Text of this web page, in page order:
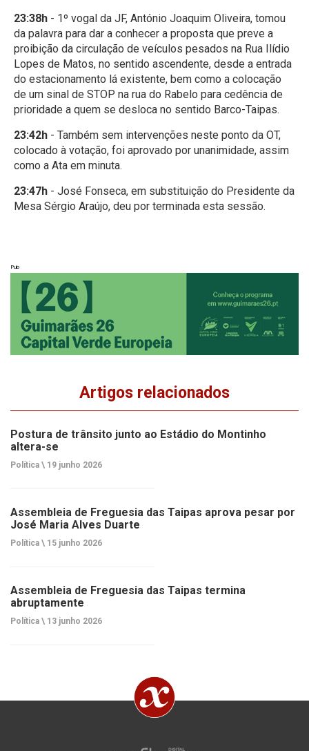
23:38h - 1º vogal da JF, António Joaquim Oliveira, tomou
da palavra para dar a conhecer a proposta que preve a
proibição da circulação de veículos pesados na Rua Ilídio
Lopes de Matos, no sentido ascendente, desde a entrada
do estacionamento lá existente, bem como a colocação
de um sinal de STOP na rua do Rabelo para cedência de
prioridade a quem se desloca no sentido Barco-Taipas.
23:42h - Também sem intervenções neste ponto da OT,
colocado à votação, foi aprovado por unanimidade, assim
como a Ata em minuta.
23:47h - José Fonseca, em substituição do Presidente da
Mesa Sérgio Araújo, deu por terminada esta sessão.
Pub
Artigos relacionados
Postura de trânsito junto ao Estádio do Montinho
altera-se
Política \ 19 junho 2026
Assembleia de Freguesia das Taipas aprova pesar por
José Maria Alves Duarte
Política \ 15 junho 2026
Assembleia de Freguesia das Taipas termina
abruptamente
Política \ 13 junho 2026